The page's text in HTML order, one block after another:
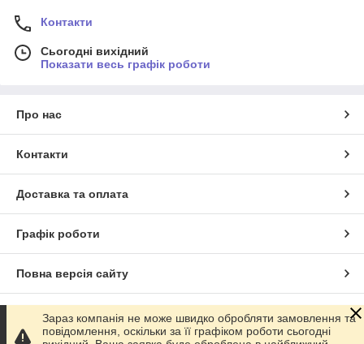
Контакти
Сьогодні вихідний
Показати весь графік роботи
Про нас
Контакти
Доставка та оплата
Графік роботи
Повна версія сайту
Сайт створено на маркетплейсі Prom.ua
Зараз компанія не може швидко обробляти замовлення та
повідомлення, оскільки за її графіком роботи сьогодні